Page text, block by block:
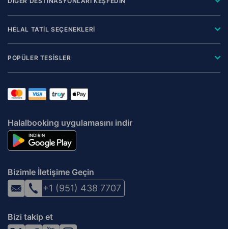
HELAL TATİL SEÇENEKLERİ
POPÜLER TESİSLER
Halalbooking uygulamasını indir
Bizimle İletişime Geçin
+1 (951) 438 7707
Bizi takip et